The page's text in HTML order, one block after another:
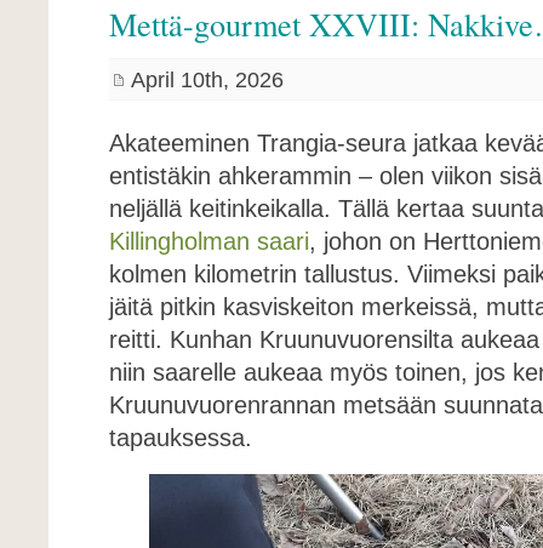
Mettä-gourmet XXVIII:
April 10th, 2026
Akateeminen Trangia-seura jatkaa
entistäkin ahkerammin – olen viikon
neljällä keitinkeikalla. Tällä kertaa
Killingholman saari, johon on
kolmen kilometrin tallustus. Viimeksi
jäitä pitkin kasviskeiton merkeissä,
reitti. Kunhan Kruunuvuorensilta
niin saarelle aukeaa myös toinen, jos
Kruunuvuorenrannan metsään
tapauksessa.